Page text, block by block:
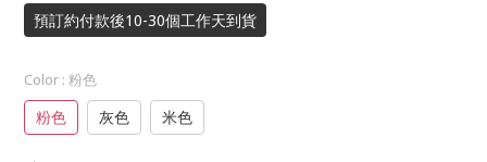
預訂約付款後10-30個工作天到貨
Color : 粉色
粉色 灰色 米色